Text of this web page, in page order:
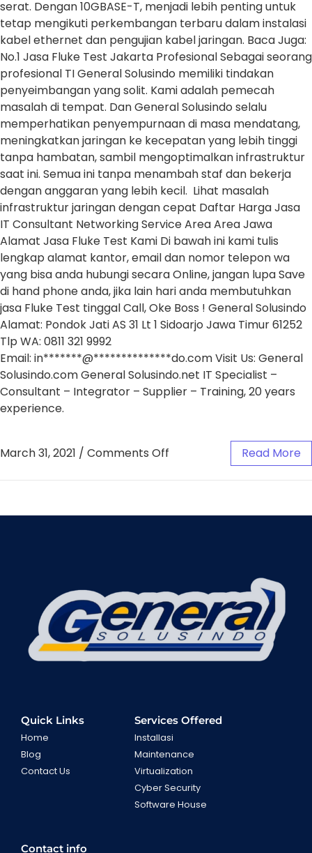
serat. Dengan 10GBASE-T, menjadi lebih penting untuk
tetap mengikuti perkembangan terbaru dalam instalasi
kabel ethernet dan pengujian kabel jaringan. Baca Juga:
No.1 Jasa Fluke Test Jakarta Profesional Sebagai seorang
profesional TI General Solusindo memiliki tindakan
penyeimbangan yang solit. Kami adalah pemecah
masalah di tempat. Dan General Solusindo selalu
memperhatikan penyempurnaan di masa mendatang,
meningkatkan jaringan ke kecepatan yang lebih tinggi
tanpa hambatan, sambil mengoptimalkan infrastruktur
saat ini. Semua ini tanpa menambah staf dan bekerja
dengan anggaran yang lebih kecil. Lihat masalah
infrastruktur jaringan dengan cepat Daftar Harga Jasa
IT Consultant Networking Service Area Area Jawa
Alamat Jasa Fluke Test Kami Di bawah ini kami tulis
lengkap alamat kantor, email dan nomor telepon wa
yang bisa anda hubungi secara Online, jangan lupa Save
di hand phone anda, jika lain hari anda membutuhkan
jasa Fluke Test tinggal Call, Oke Boss ! General Solusindo
Alamat: Pondok Jati AS 31 Lt 1 Sidoarjo Jawa Timur 61252
Tlp WA: 0811 321 9992
Email: in*******@**************do.com Visit Us: General
Solusindo.com General Solusindo.net IT Specialist –
Consultant – Integrator – Supplier – Training, 20 years
experience.
March 31, 2021 / Comments Off Read More
Quick Links
Home
Blog
Contact Us
Services Offered
Installasi
Maintenance
Virtualization
Cyber Security
Software House
Contact info